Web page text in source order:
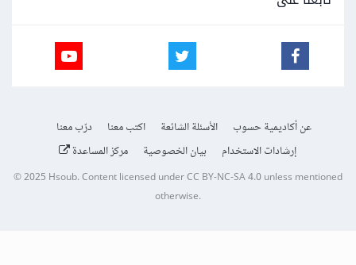
عن أكاديمية حسوب الأسئلة الشائعة اكتب معنا
درّب معنا
إرشادات الاستخدام
بيان الخصوصية مركز المساعدة
© 2025Hsoub.Content licensed underCC BY-NC-SA 4.0unless mentioned
otherwise.